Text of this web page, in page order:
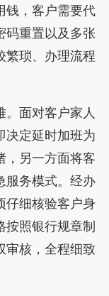
钱，客户需要代
码重置以及多张
繁琐、办理流程
。面对客户家人
决定延时加班为
，另一方面将客
服务模式。经办
仔细核验客户身
按照银行规章制
审核，全程细致